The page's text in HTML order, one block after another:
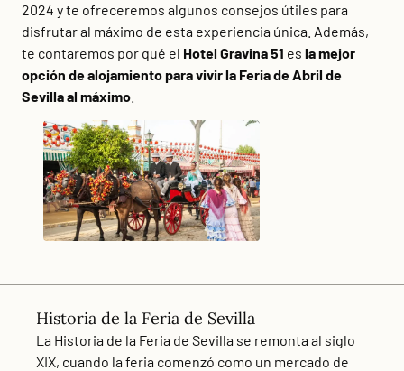
2024 y te ofreceremos algunos consejos útiles para
disfrutar al máximo de esta experiencia única. Además,
te contaremos por qué el Hotel Gravina 51 es la mejor
opción de alojamiento para vivir la Feria de Abril de
Sevilla al máximo
Historia de la Feria de Sevilla
La Historia de la Feria de Sevilla se remonta al siglo
XIX, cuando la feria comenzó como un mercado de